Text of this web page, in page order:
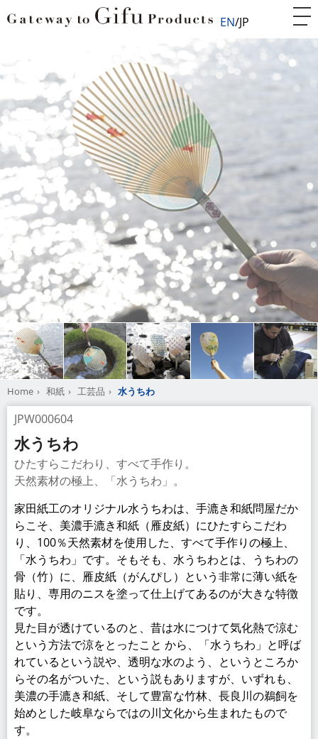
EN JP
Home 和紙 工芸品 水うちわ
JPW000604
水うちわ
ひたすらこだわり、すべて手作り。
天然素材の極上、「水うちわ」。
家田紙工のオリジナル水うちわは、手漉き和紙問屋だか
らこそ、美濃手漉き和紙（雁皮紙）にひたすらこだわ
り、100％天然素材を使用した、すべて手作りの極上、
「水うちわ」です。そもそも、水うちわとは、うちわの
骨（竹）に、雁皮紙（がんぴし）という非常に薄い紙を
貼り、専用のニスを塗って仕上げてあるのが大きな特徴
です。
見た目が透けているのと、昔は水につけて気化熱で涼む
という方法で涼をとったこと から、「水うちわ」と呼ば
れているという説や、透明な水のよう、というところか
らその名がついた、という説もありますが、いずれも、
美濃の手漉き和紙、そして豊富な竹林、長良川の鵜飼を
始めとした岐阜ならではの川文化から生まれたもので
す。